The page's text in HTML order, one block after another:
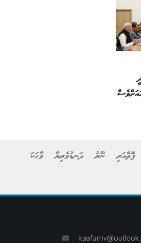
ފޮތްއަރި ނޫރު ދަނޑުވެރިޔާ
ވާހަކަ